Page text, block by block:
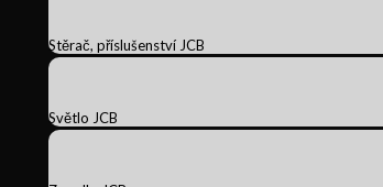
Stěrač, příslušenství JCB
Světlo JCB